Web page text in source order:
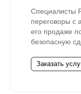
Специалисты
переговоры с
его продаже
безопасную
Заказать